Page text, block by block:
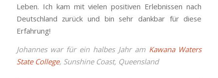
Leben. Ich kam mit vielen positiven Erlebnissen nach
Deutschland zurück und bin sehr dankbar für diese
Erfahrung!
Johannes war für ein halbes Jahr am Kawana Waters
State College, Sunshine Coast, Queensland